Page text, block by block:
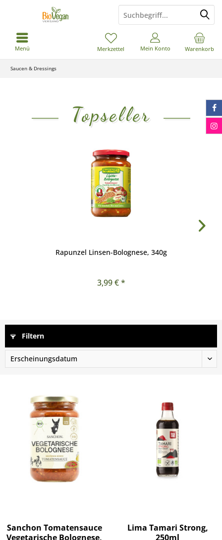
Warenkorb
Merkzettel Mein Konto
Menü
Saucen & Dressings
Topseller
Rapunzel Linsen-Bolognese, 340g
3,99 € *
Filtern
Sanchon Tomatensauce
Vegetarische Bolognese,
Lima Tamari Strong,
250ml